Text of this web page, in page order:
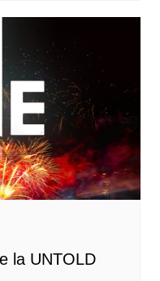
la UNTOLD